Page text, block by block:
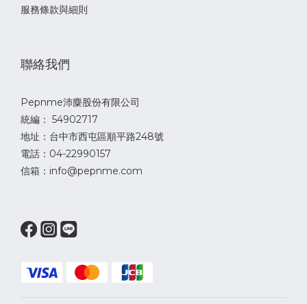
服務條款與細則
聯絡我們
Pepnme沛麋股份有限公司
統編： 54902717
地址：台中市西屯區順平路248號
電話：04-22990157
信箱：info@pepnme.com